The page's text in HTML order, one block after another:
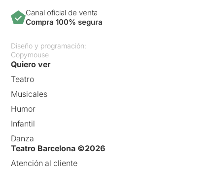
Canal oficial de venta
Compra 100% segura
Diseño y programación:
Copymouse
Quiero ver
Teatro
Musicales
Humor
Infantil
Danza
Teatro Barcelona ©2026
Atención al cliente